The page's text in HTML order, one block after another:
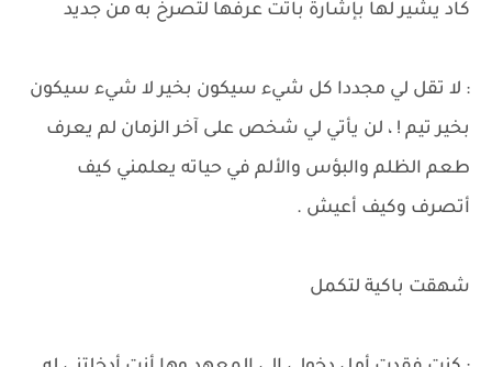
كاد يشير لها بإشارة باتت عرفها لتصرخ به من جديد
: لا تقل لي مجددا كل شيء سيكون بخير لا شيء سيكون
بخير تيم ! ، لن يأتي لي شخص على آخر الزمان لم يعرف
طعم الظلم والبؤس والألم في حياته يعلمني كيف
أتصرف وكيف أعيش .
شهقت باكية لتكمل